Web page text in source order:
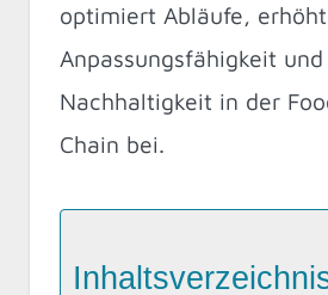
optimiert Abläufe, erhöht
Anpassungsfähigkeit
Nachhaltigkeit in der
Chain bei.